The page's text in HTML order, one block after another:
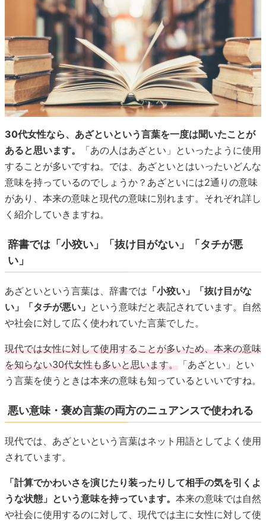
30代女性なら、あざといという言葉を一度は聞いたことが
あると思います。
「あの人はあざとい」といったように使用
することが多いですね。では、あざといとはいったいどんな
意味を持っているのでしょうか？あざといには2通りの意味
があり、本来の意味と現代の意味に別れます。それぞれ詳し
く紹介していきますね。
辞書では「小狡い」「抜け目がない」「タチが悪
い」
あざといという言葉は、辞書では 「小狡い」「抜け目がな
い」「タチが悪い」 という意味だと表記されています。自然
や社会に対して広く使われていた言葉でした。
現代では女性に対して使用することが多いため、本来の意味
を知らない30代女性も多いと思います。 「あざとい」とい
う言葉を使うときは本来の意味も知っているといいですね。
悪い意味・褒め言葉の両方のニュアンスで使われる
現代では、あざといという言葉はネット用語としてよく使用
されています。
「計算でかわいさを演じたり装ったりして相手の気を引くよ
うな状態」という意味を持っています。 本来の意味では自然
や社会に使用するのに対して、現代では主に女性に対して使